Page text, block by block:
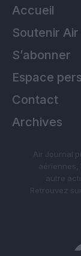
Accueil
Soutenir
S’abonner
Espace
Contact
Archives